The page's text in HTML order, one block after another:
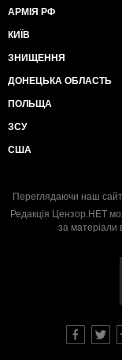
АРМІЯ РФ
КИЇВ
ЗНИЩЕННЯ
ДОНЕЦЬКА ОБЛАСТЬ
ПОЛЬЩА
ЗСУ
США
Переглядаючи наш
Редакція Цензор.НЕТ
за матеріали